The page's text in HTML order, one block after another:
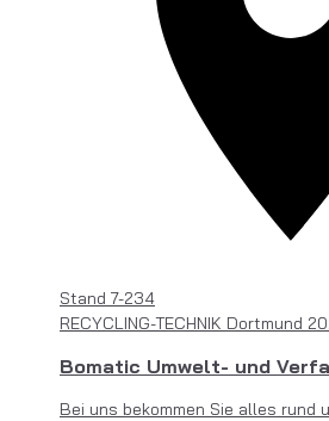
Stand 7-234
RECYCLING-TECHNIK Dortmund
Bomatic Umwelt- und
Bei uns bekommen Sie alles rund